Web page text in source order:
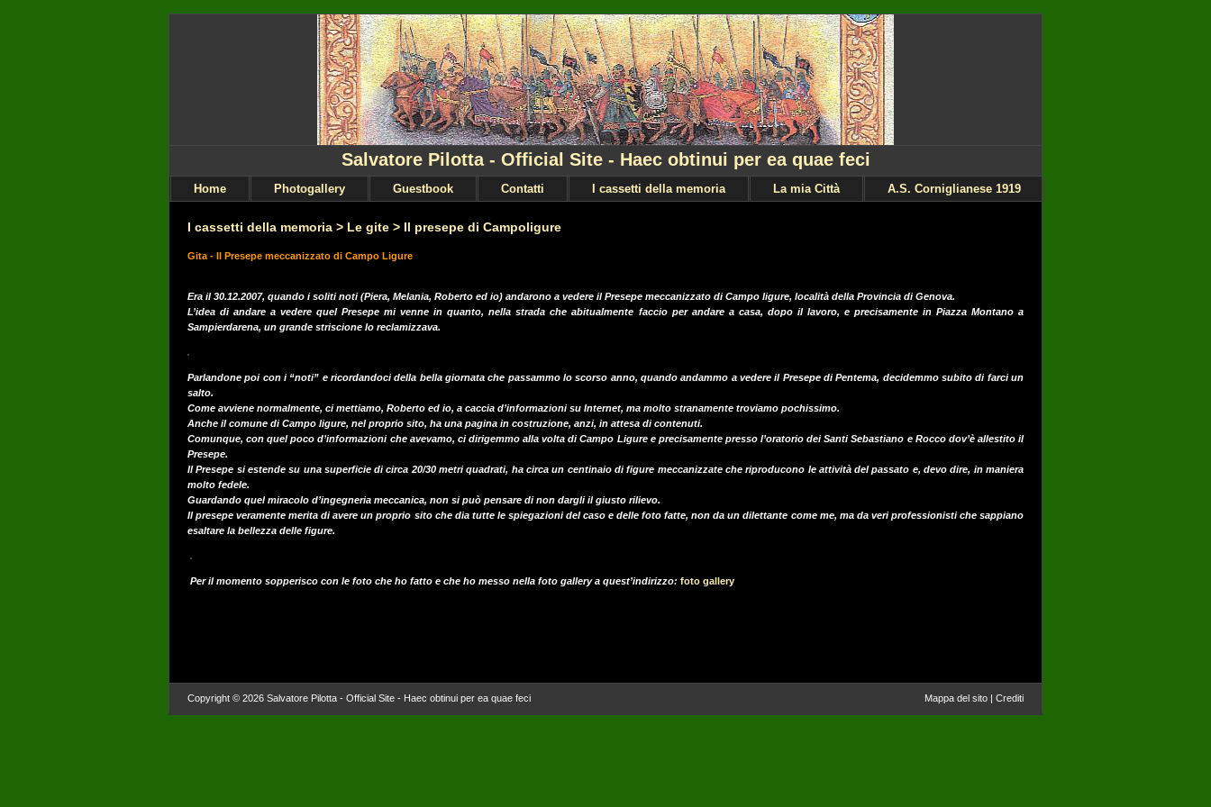
Salvatore Pilotta - Official Site - Haec obtinui per ea quae feci
Home Photogallery Guestbook Contatti I cassetti della memoria La mia Città A.S. Corniglianese 1919
I cassetti della memoria > Le gite > Il presepe di Campoligure
Gita - Il Presepe meccanizzato di Campo Ligure
Era il 30.12.2007, quando i soliti noti (Piera, Melania, Roberto ed io) andarono a vedere il Presepe meccanizzato di Campo ligure, località della Provincia di Genova.
L’idea di andare a vedere quel Presepe mi venne in quanto, nella strada che abitualmente faccio per andare a casa, dopo il lavoro, e precisamente in Piazza Montano a
Sampierdarena, un grande striscione lo reclamizzava.
Parlandone poi con i “noti” e ricordandoci della bella giornata che passammo lo scorso anno, quando andammo a vedere il Presepe di Pentema, decidemmo subito di farci un
salto.
Come avviene normalmente, ci mettiamo, Roberto ed io, a caccia d’informazioni su Internet, ma molto stranamente troviamo pochissimo.
Anche il comune di Campo ligure, nel proprio sito, ha una pagina in costruzione, anzi, in attesa di contenuti.
Comunque, con quel poco d’informazioni che avevamo, ci dirigemmo alla volta di Campo Ligure e precisamente presso l’oratorio dei Santi Sebastiano e Rocco dov’è allestito il
Presepe.
Il Presepe si estende su una superficie di circa 20/30 metri quadrati, ha circa un centinaio di figure meccanizzate che riproducono le attività del passato e, devo dire, in maniera
molto fedele.
Guardando quel miracolo d’ingegneria meccanica, non si può pensare di non dargli il giusto rilievo.
Il presepe veramente merita di avere un proprio sito che dia tutte le spiegazioni del caso e delle foto fatte, non da un dilettante come me, ma da veri professionisti che sappiano
esaltare la bellezza delle figure.
Per il momento sopperisco con le foto che ho fatto e che ho messo nella foto gallery a quest’indirizzo: foto gallery
Copyright © 2026 Salvatore Pilotta - Official Site - Haec obtinui per ea quae feci Mappa del sito | Crediti